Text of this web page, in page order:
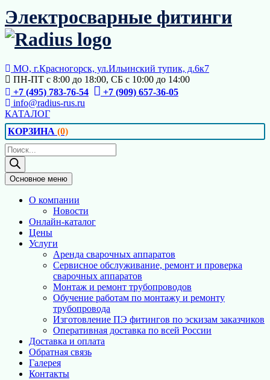
Перейти
к
содержимому
Электросварные фитинги
МО, г.Красногорск, ул.Ильинский тупик, д.6к7
ПН-ПТ с 8:00 до 18:00, СБ с 10:00 до 14:00
+7 (495) 783-76-54
+7 (909) 657-36-05
info@radius-rus.ru
КАТАЛОГ
КОРЗИНА (0)
Поиск
товаров
Основное меню
О компании
Новости
Онлайн-каталог
Цены
Услуги
Аренда сварочных аппаратов
Сервисное обслуживание, ремонт и проверка
сварочных аппаратов
Монтаж и ремонт трубопроводов
Обучение работам по монтажу и ремонту
трубопровода
Изготовление ПЭ фитингов по эскизам заказчиков
Оперативная доставка по всей России
Доставка и оплата
Обратная связь
Галерея
Контакты